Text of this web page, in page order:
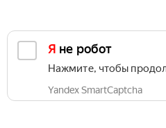
Я не робот
Нажмите, чтобы
Yandex SmartCaptcha